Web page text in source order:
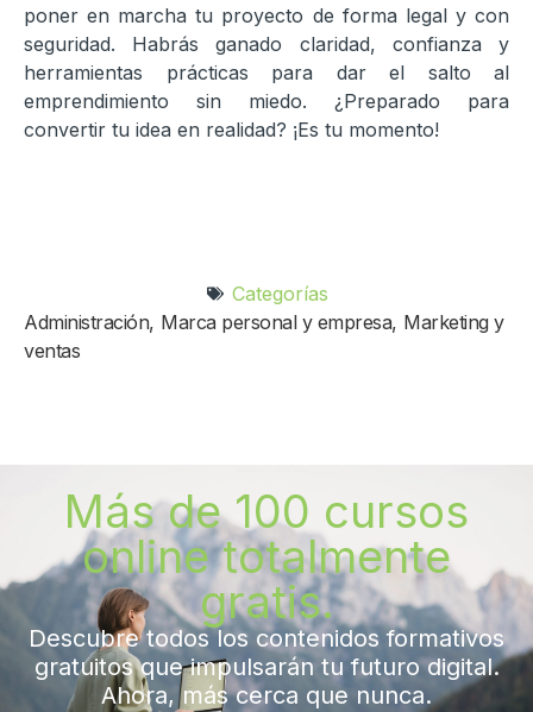
poner en marcha tu proyecto de forma legal y con
seguridad. Habrás ganado claridad, confianza y
herramientas prácticas para dar el salto al
emprendimiento sin miedo. ¿Preparado para
convertir tu idea en realidad? ¡Es tu momento!
Categorías
Administración, Marca personal y empresa, Marketing y
ventas
Más de 100 cursos
online totalmente
gratis.
Descubre todos los contenidos formativos
gratuitos que impulsarán tu futuro digital.
Ahora, más cerca que nunca.